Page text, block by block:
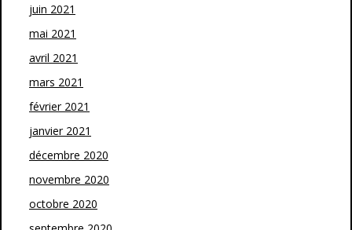
juin 2021
mai 2021
avril 2021
mars 2021
février 2021
janvier 2021
décembre 2020
novembre 2020
octobre 2020